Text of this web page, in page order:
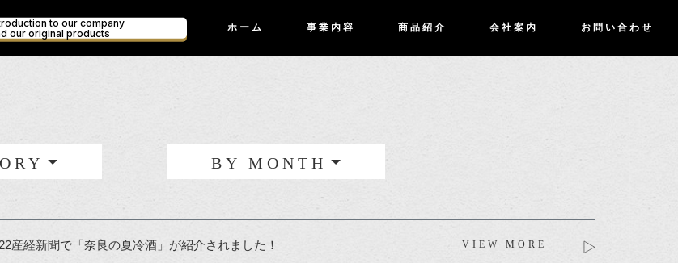
to our company
our original products
ホーム 事業内容 商品紹介 会社案内 お問い合わせ
BY MONTH
産経新聞で「奈良の夏冷酒」が紹介されました！ VIEW MORE